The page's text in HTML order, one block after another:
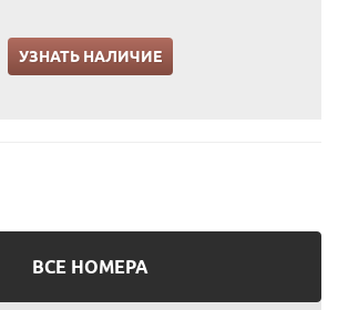
УЗНАТЬ НАЛИЧИЕ
ВCЕ НОМЕРА